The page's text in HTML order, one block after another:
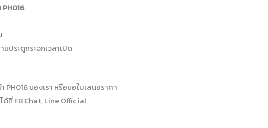
ประตูกระจกเวลาเปิด
ของเรา หรือขอใบเสนอราคา
ที่ FB Chat, Line Official